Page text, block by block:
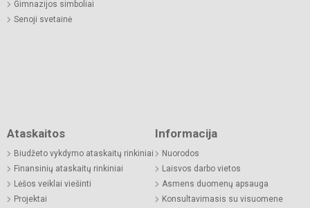
Gimnazijos simboliai
Senoji svetainė
Ataskaitos
Biudžeto vykdymo ataskaitų rinkiniai
Finansinių ataskaitų rinkiniai
Lėšos veiklai viešinti
Projektai
Informacija
Nuorodos
Laisvos darbo vietos
Asmens duomenų apsauga
Konsultavimasis su visuomene